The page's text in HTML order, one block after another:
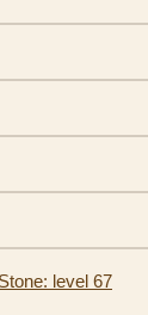
level 67